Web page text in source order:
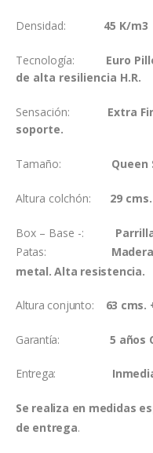
Densidad: 45 K/
Tecnología:
Euro
de alta resiliencia H.R.
Sensación:
Extra
soporte.
Tamaño: Queen
Altura colchón: 29
Box – Base -:
Patas:
metal. Alta resistencia.
Altura conjunto: 63 cms.
Garantía:5 años
Entrega:
Se realiza en medidas
de entrega.